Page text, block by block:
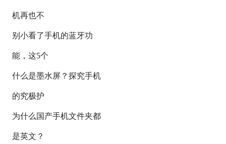
机再也不
别小看了手机的蓝牙功
能，这5个
什么是墨水屏？探究手机
的究极护
为什么国产手机文件夹都
是英文？